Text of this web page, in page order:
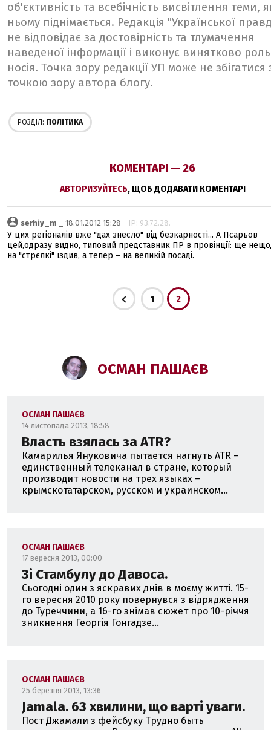
об'єктивність та всебічність висвітлення теми,
ньому піднімається. Редакція "Української
не відповідає за достовірність та тлумачення
наведеної інформації і виконує винятково роль
носія. Точка зору редакції УП може не збігатися
точкою зору автора блогу.
РОЗДІЛ: ПОЛІТИКА
КОМЕНТАРІ — 26
АВТОРИЗУЙТЕСЬ, ЩОБ ДОДАВАТИ КОМЕНТАРІ
serhiy_m _ 18.01.2012 15:28 IP: 93.72.28.---
У цих регіоналів вже "дах знесло" від безкарності... А Псарьов
цей,одразу видно, типовий представник ПР в провінції: ще
на "стрєлкі" їздив, а тепер – на великій посаді.
1 2
ОСМАН ПАШАЄВ
ОСМАН ПАШАЄВ
14 листопада 2013, 18:58
Власть взялась за ATR?
Камарилья Януковича пытается нагнуть ATR –
единственный телеканал в стране, который
производит новости на трех языках –
крымскотатарском, русском и украинском...
ОСМАН ПАШАЄВ
17 вересня 2013, 00:00
Зі Стамбулу до Давоса.
Сьогодні один з яскравих днів в моєму житті. 15-
го вересня 2010 року повернувся з відрядження
до Туреччини, а 16-го знімав сюжет про 10-річчя
зникнення Георгія Гонгадзе...
ОСМАН ПАШАЄВ
25 березня 2013, 13:36
Jamala. 63 хвилини, що варті уваги.
Пост Джамали з фейсбуку Трудно быть